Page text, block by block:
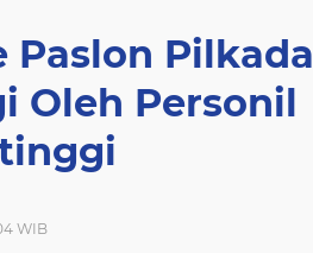
Paslon Pilkada
Oleh Personil
WIB